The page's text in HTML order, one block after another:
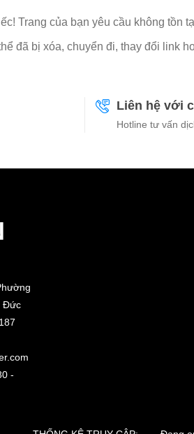
Trang của bạn yêu cầu không tồn
đã bị xóa, chuyển đi, thay đổi link
Liên hệ với
Hotline tư vấn
Đức
-